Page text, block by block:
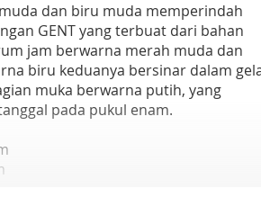
dan biru muda memperindah
GENT yang terbuat dari bahan
jam berwarna merah muda dan
biru keduanya bersinar dalam
muka berwarna putih, yang
pada pukul enam.